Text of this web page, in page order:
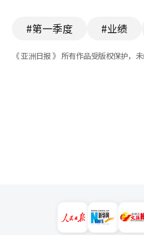
#第一季度 #业绩
《 亚洲日报 》 所有作品受版权保护，